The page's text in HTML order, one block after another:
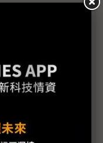
及非災區的東
年底
晶片需求暢旺